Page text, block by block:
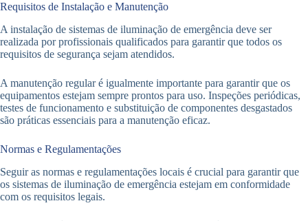
Requisitos de Instalação e Manutenção
A instalação de sistemas de iluminação de emergência deve ser
realizada por profissionais qualificados para garantir que todos os
requisitos de segurança sejam atendidos.
A manutenção regular é igualmente importante para garantir que os
equipamentos estejam sempre prontos para uso. Inspeções periódicas,
testes de funcionamento e substituição de componentes desgastados
são práticas essenciais para a manutenção eficaz.
Normas e Regulamentações
Seguir as normas e regulamentações locais é crucial para garantir que
os sistemas de iluminação de emergência estejam em conformidade
com os requisitos legais.